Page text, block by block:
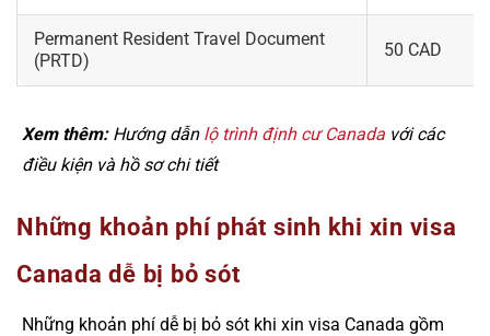
Permanent Resident Travel Document
(PRTD)
50 CAD
Xem thêm: Hướng dẫn lộ trình định cư Canada với các
điều kiện và hồ sơ chi tiết
Những khoản phí phát sinh khi xin visa
Canada dễ bị bỏ sót
Những khoản phí dễ bị bỏ sót khi xin visa Canada gồm